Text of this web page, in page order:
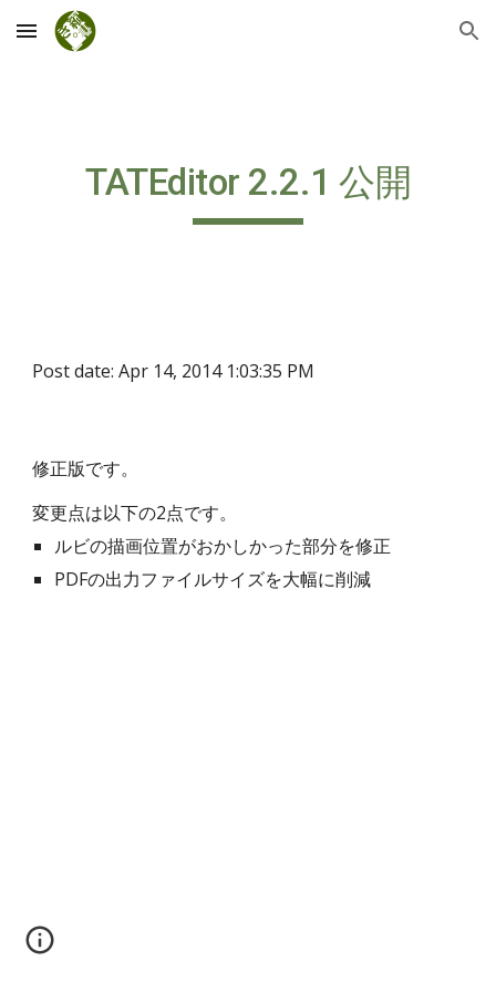
Skip to main content Skip to navigation
TATEditor 2.2.1 公開
Post date: Apr 14, 2014 1:03:35 PM
修正版です。
変更点は以下の2点です。
ルビの描画位置がおかしかった部分を修正
PDFの出力ファイルサイズを大幅に削減